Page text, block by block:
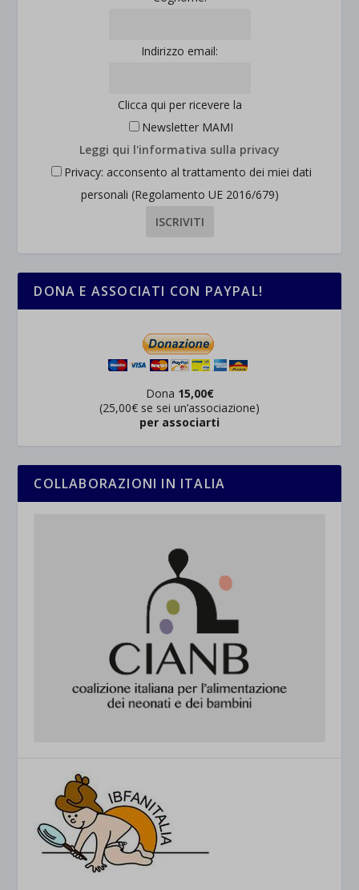
Indirizzo email:
Clicca qui per ricevere la
Newsletter MAMI
Leggi qui l'informativa sulla privacy
Privacy: acconsento al trattamento dei miei dati
personali (Regolamento UE 2016/679)
DONA E ASSOCIATI CON PAYPAL!
Dona 15,00€
(25,00€ se sei un’associazione)
per associarti
COLLABORAZIONI IN ITALIA